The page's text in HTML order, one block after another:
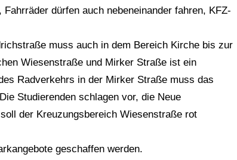
dürfen auch nebeneinander fahren, KFZ-
muss auch in dem Bereich Kirche bis zur
Wiesenstraße und Mirker Straße ist ein
Radverkehrs in der Mirker Straße muss das
Studierenden schlagen vor, die Neue
der Kreuzungsbereich Wiesenstraße rot
geschaffen werden.